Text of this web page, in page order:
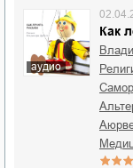
аудио
Как